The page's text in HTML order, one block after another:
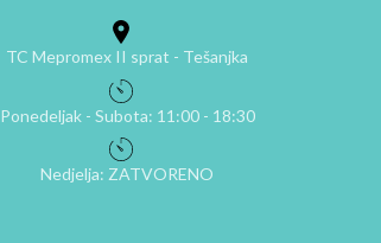
TC Mepromex II sprat - Tešanjka
Ponedeljak - Subota: 11:00 - 18:30
Nedjelja: ZATVORENO